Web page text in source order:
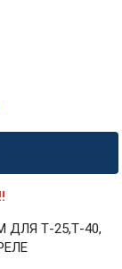
Т-25,Т-40,